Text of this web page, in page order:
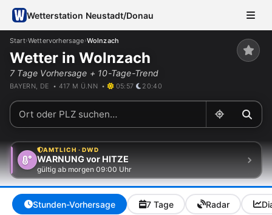
Wetterstation Neustadt/Donau
Start›Wettervorhersage›Wolnzach
Wetter in Wolnzach
7 Tage Vorhersage + 10-Tage-Trend
BAYERN, DE • 417 M Ü.NN • 05:57 20:40
AMTLICH · DWD
WARNUNG vor HITZE
gültig ab morgen 09:00 Uhr
Stunden-Vorhersage 7 Tage Radar